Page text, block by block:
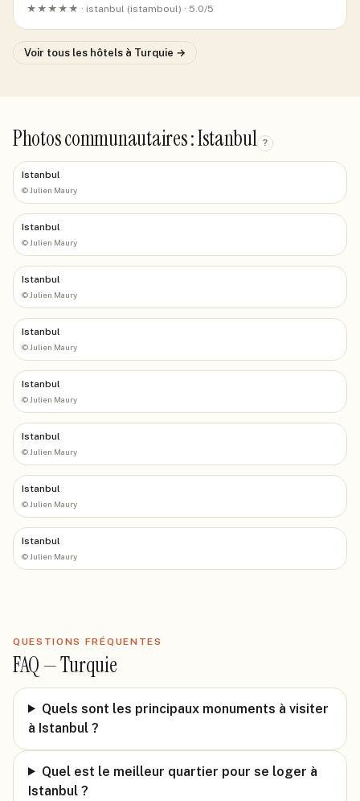
★★★★★ · istanbul (istamboul) · 5.0/5
Voir tous les hôtels à Turquie →
Photos communautaires : Istanbul ?
Istanbul
© Julien Maury
Istanbul
© Julien Maury
Istanbul
© Julien Maury
Istanbul
© Julien Maury
Istanbul
© Julien Maury
Istanbul
© Julien Maury
Istanbul
© Julien Maury
Istanbul
© Julien Maury
QUESTIONS FRÉQUENTES
FAQ —Turquie
Quels sont les principaux monuments à visiter
à Istanbul ?
Quel est le meilleur quartier pour se loger à
Istanbul ?